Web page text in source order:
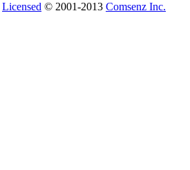
Licensed © 2001-2013 Comsenz Inc.